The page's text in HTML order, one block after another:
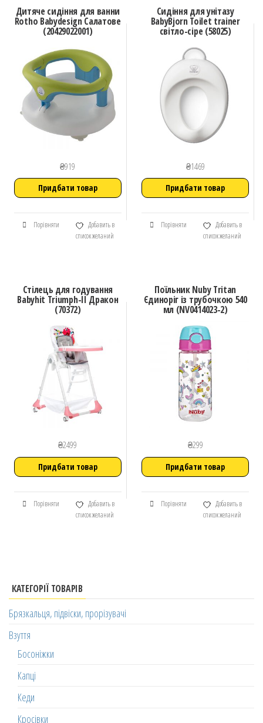
Дитяче сидіння для ванни
Rotho Babydesign Салатове
(20429022001)
₴919
Придбати товар
Порівняти
Добавить в
список желаний
Сидіння для унітазу
BabyBjorn Toilet trainer
світло-сіре (58025)
₴1469
Придбати товар
Порівняти
Добавить в
список желаний
Стілець для годування
Babyhit Triumph-II Дракон
(70372)
₴2499
Придбати товар
Порівняти
Добавить в
список желаний
Поїльник Nuby Tritan
Єдиноріг із трубочкою 540
мл (NV0414023-2)
₴299
Придбати товар
Порівняти
Добавить в
список желаний
КАТЕГОРІЇ ТОВАРІВ
Брязкальця, підвіски, прорізувачі
Взуття
Босоніжки
Капці
Кеди
Кросівки